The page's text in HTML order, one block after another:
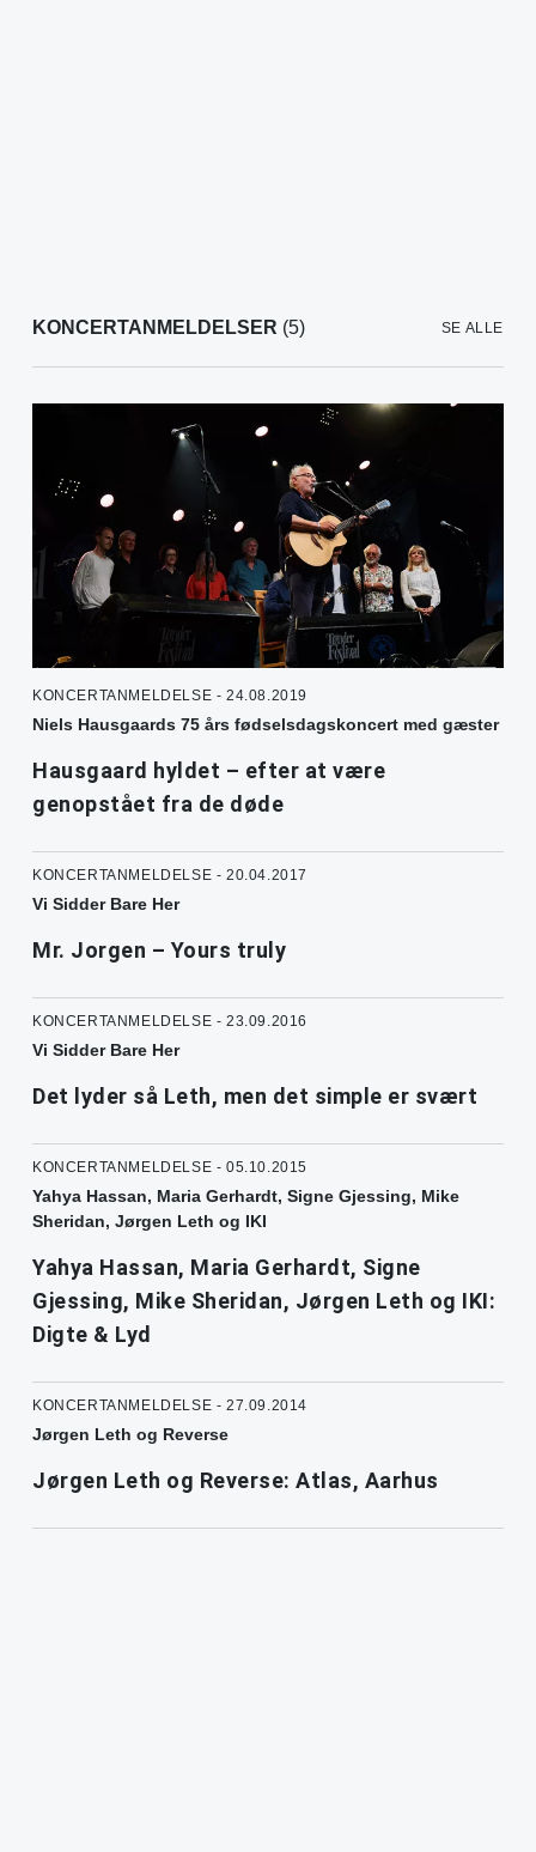
KONCERTANMELDELSER (5) SE ALLE
KONCERTANMELDELSE - 24.08.2019
Niels Hausgaards 75 års fødselsdagskoncert med gæster
Hausgaard hyldet – efter at være
genopstået fra de døde
KONCERTANMELDELSE - 20.04.2017
Vi Sidder Bare Her
Mr. Jorgen – Yours truly
KONCERTANMELDELSE - 23.09.2016
Vi Sidder Bare Her
Det lyder så Leth, men det simple er svært
KONCERTANMELDELSE - 05.10.2015
Yahya Hassan, Maria Gerhardt, Signe Gjessing, Mike
Sheridan, Jørgen Leth og IKI
Yahya Hassan, Maria Gerhardt, Signe
Gjessing, Mike Sheridan, Jørgen Leth og IKI:
Digte & Lyd
KONCERTANMELDELSE - 27.09.2014
Jørgen Leth og Reverse
Jørgen Leth og Reverse: Atlas, Aarhus